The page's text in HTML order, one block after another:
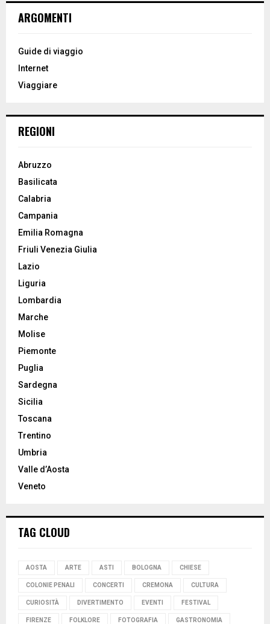
h
o
:
ARGOMENTI
Guide di viaggio
Internet
Viaggiare
REGIONI
Abruzzo
Basilicata
Calabria
Campania
Emilia Romagna
Friuli Venezia Giulia
Lazio
Liguria
Lombardia
Marche
Molise
Piemonte
Puglia
Sardegna
Sicilia
Toscana
Trentino
Umbria
Valle d’Aosta
Veneto
TAG CLOUD
AOSTA ARTE ASTI BOLOGNA CHIESE
COLONIE PENALI CONCERTI CREMONA CULTURA
CURIOSITÀ DIVERTIMENTO EVENTI FESTIVAL
FIRENZE FOLKLORE FOTOGRAFIA GASTRONOMIA